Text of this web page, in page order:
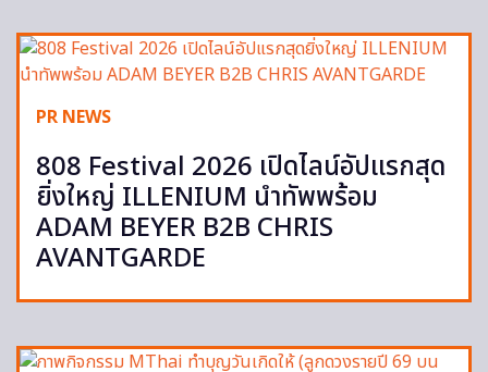
PR NEWS
808 Festival 2026 เปิดไลน์อัปแรกสุด
ยิ่งใหญ่ ILLENIUM นำทัพพร้อม
ADAM BEYER B2B CHRIS
AVANTGARDE